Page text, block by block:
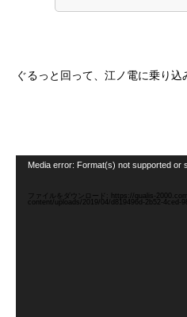
ぐるっと回って、江ノ電に乗り込
Media error: Format(s) not supported or
ファイルをダウンロード: https://qualis-
content/uploads/2019/04/d819496d-2b52-4ced-